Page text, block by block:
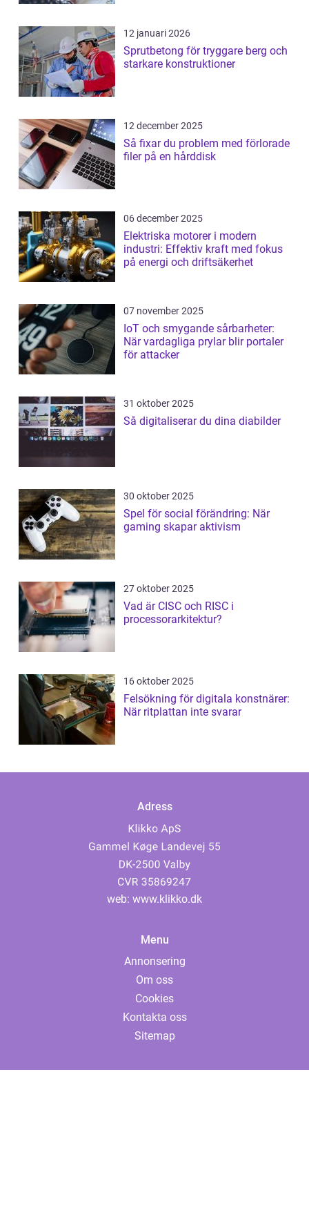
12 januari 2026
Sprutbetong för tryggare berg och
starkare konstruktioner
12 december 2025
Så fixar du problem med förlorade
filer på en hårddisk
06 december 2025
Elektriska motorer i modern
industri: Effektiv kraft med fokus
på energi och driftsäkerhet
07 november 2025
IoT och smygande sårbarheter:
När vardagliga prylar blir portaler
för attacker
31 oktober 2025
Så digitaliserar du dina diabilder
30 oktober 2025
Spel för social förändring: När
gaming skapar aktivism
27 oktober 2025
Vad är CISC och RISC i
processorarkitektur?
16 oktober 2025
Felsökning för digitala konstnärer:
När ritplattan inte svarar
Adress
web: www.klikko.dk
Menu
Annonsering
Om oss
Cookies
Kontakta oss
Sitemap